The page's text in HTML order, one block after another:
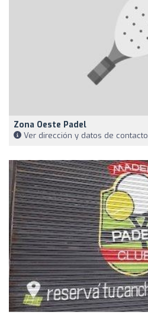
Zona Oeste Padel
Ver dirección y datos de contacto